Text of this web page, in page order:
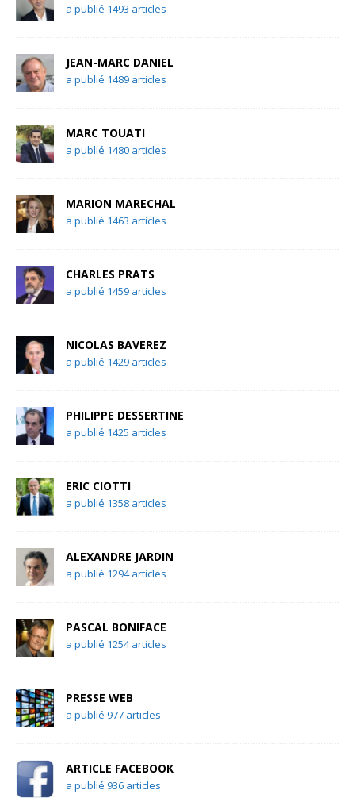
a publié 1493 articles
JEAN-MARC DANIEL
a publié 1489 articles
MARC TOUATI
a publié 1480 articles
MARION MARECHAL
a publié 1463 articles
CHARLES PRATS
a publié 1459 articles
NICOLAS BAVEREZ
a publié 1429 articles
PHILIPPE DESSERTINE
a publié 1425 articles
ERIC CIOTTI
a publié 1358 articles
ALEXANDRE JARDIN
a publié 1294 articles
PASCAL BONIFACE
a publié 1254 articles
PRESSE WEB
a publié 977 articles
ARTICLE FACEBOOK
a publié 936 articles